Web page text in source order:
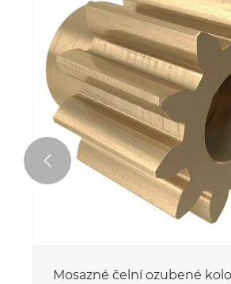
Mosazné čelní ozubené kolo
